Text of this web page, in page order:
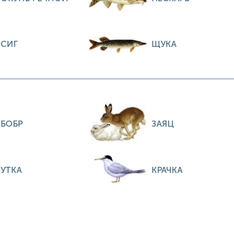
СИГ ЩУКА
БОБР ЗАЯЦ
УТКА КРАЧКА